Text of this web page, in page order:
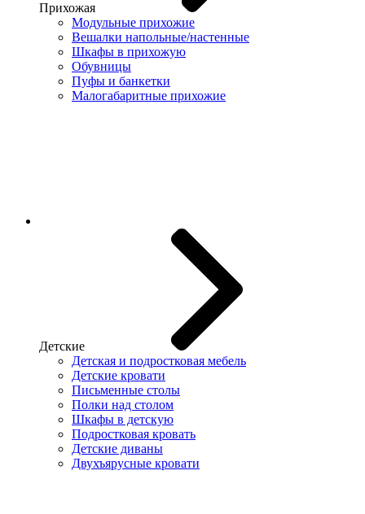
Прихожая
Модульные прихожие
Вешалки напольные/настенные
Шкафы в прихожую
Обувницы
Пуфы и банкетки
Малогабаритные прихожие
Детские
Детская и подростковая мебель
Детские кровати
Письменные столы
Полки над столом
Шкафы в детскую
Подростковая кровать
Детские диваны
Двухъярусные кровати